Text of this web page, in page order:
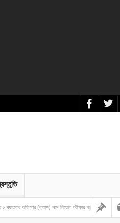
(ক্যাশ) পদে নিয়োগ পরীক্ষার প্রশ্ন ও সমাধান – ২০২৬